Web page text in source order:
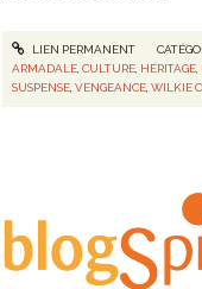
LIEN PERMANENT
ARMADALE,CULTURE, HÉRITAGE,
SUSPENSE,VENGEANCE,WILKIE